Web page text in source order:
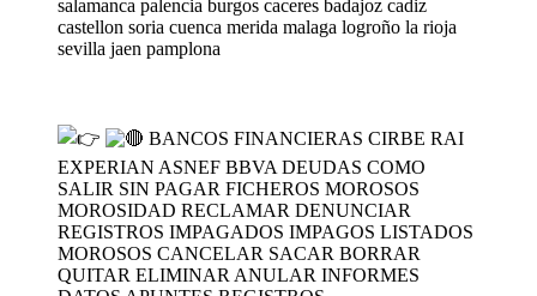
salamanca palencia burgos caceres badajoz cadiz
castellon soria cuenca merida malaga logroño la rioja
sevilla jaen pamplona
BANCOS FINANCIERAS CIRBE RAI
EXPERIAN ASNEF BBVA DEUDAS COMO
SALIR SIN PAGAR FICHEROS MOROSOS
MOROSIDAD RECLAMAR DENUNCIAR
REGISTROS IMPAGADOS IMPAGOS LISTADOS
MOROSOS CANCELAR SACAR BORRAR
QUITAR ELIMINAR ANULAR INFORMES